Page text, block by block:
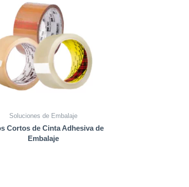
Soluciones de Embalaje
Cortos de Cinta Adhesiva de
Embalaje